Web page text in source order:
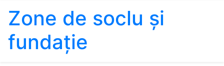
Zone de soclu şi
fundaţie